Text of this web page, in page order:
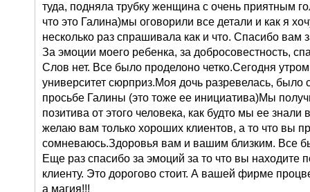
туда, подняла трубку женщина с очень приятным
что это Галина)мы оговорили все детали и как я
несколько раз спрашивала как и что. Спасибо вам
За эмоции моего ребенка, за добросовестность,
Слов нет. Все было проделоно четко.Сегодня
университет сюрприз.Моя дочь разревелась, было
просьбе Галины (это тоже ее инициатива)Мы
позитива от этого человека, как будто мы ее знали
желаю вам только хороших клиентов, а то что вы
сомневаюсь.Здоровья вам и вашим близким. Все
Еще раз спасибо за эмоций за то что вы находите
клиенту. Это дорогово стоит. А вашей фирме
а магия!!!